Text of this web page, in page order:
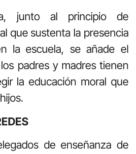
junto al principio de
que sustenta la presencia
la escuela, se añade el
padres y madres tienen
la educación moral que
de enseñanza de